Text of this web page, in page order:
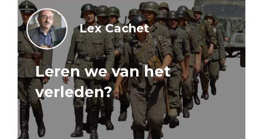
Lex Cachet
Leren we van het
verleden?